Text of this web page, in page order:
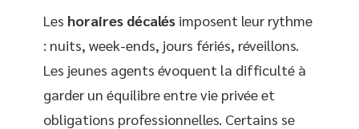
Les horaires décalés imposent leur rythme
: nuits, week-ends, jours fériés, réveillons.
Les jeunes agents évoquent la difficulté à
garder un équilibre entre vie privée et
obligations professionnelles. Certains se